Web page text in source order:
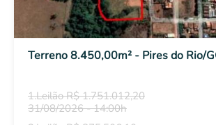
Terreno 8.450,00m² - Pires do Rio/
1.Leilão R$ 1.751.012,20
31/08/2026 - 14:00h